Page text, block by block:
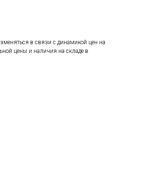
в связи с динамикой цен на
цены и наличия на складе в